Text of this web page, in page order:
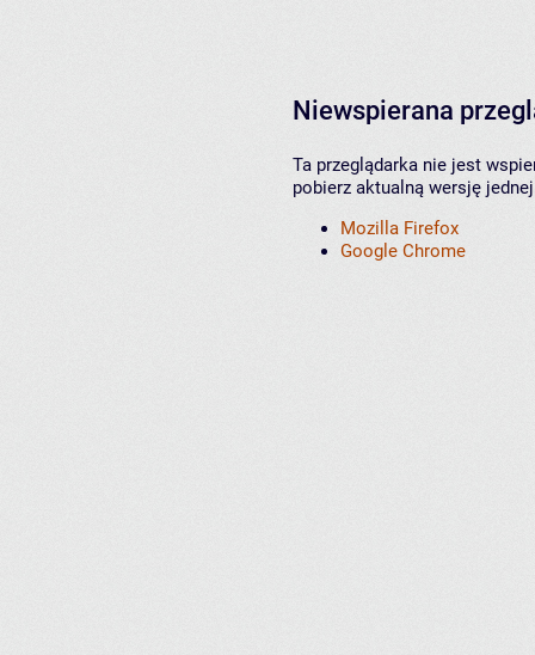
Niewspierana
Ta przeglądarka nie jest
pobierz aktualną wersję
Mozilla Firefox
Google Chrome